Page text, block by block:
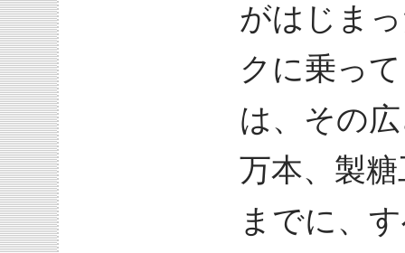
がはじま
クに乗っ
は、その
万本、製
までに、